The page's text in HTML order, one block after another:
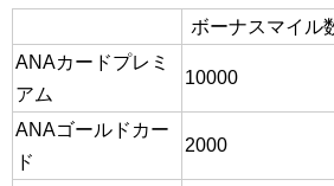
ボーナスマイル
ANAカードプレミ
アム
10000
ANAゴールドカー
ド
2000